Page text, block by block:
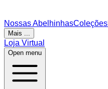
Nossas AbelhinhasColeções
Mais ...
Loja Virtual
Open menu